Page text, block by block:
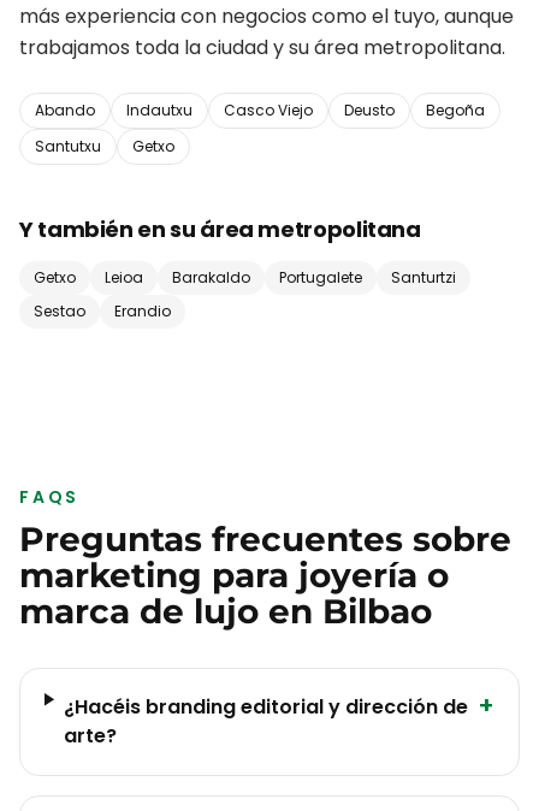
más experiencia con negocios como el tuyo, aunque
trabajamos toda la ciudad y su área metropolitana.
Abando Indautxu Casco Viejo Deusto
Begoña
Santutxu
Getxo
Y también en su área metropolitana
Getxo Leioa Barakaldo Portugalete
Santurtzi
Sestao
Erandio
FAQS
Preguntas frecuentes sobre
marketing para joyería o
marca de lujo en Bilbao
¿Hacéis branding editorial y dirección de
arte?
+